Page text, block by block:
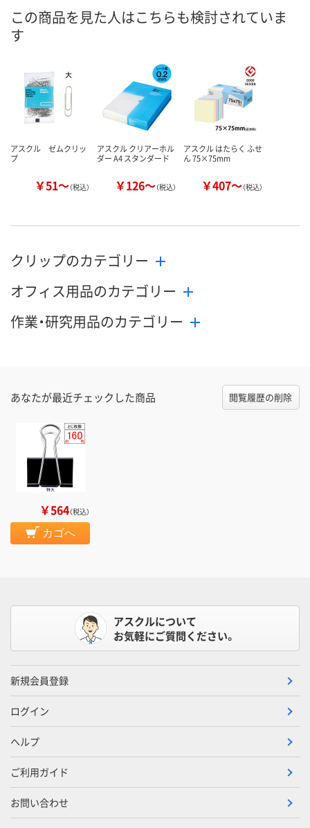
8月11日（火）
この商品を見た人はこちらも検討されていま
す
アスクル ゼムクリッ
プ
￥51～（税込）
アスクル クリアーホル
ダー A4 スタンダード
￥126～（税込）
アスクル はたらく ふせ
ん 75×75mm
￥407～（税込）
クリップのカテゴリー
オフィス用品のカテゴリー
作業・研究用品のカテゴリー
あなたが最近チェックした商品 閲覧履歴の削除
￥564（税込）
カゴへ
アスクルについて
お気軽にご質問ください。
新規会員登録
ログイン
ヘルプ
ご利用ガイド
お問い合わせ